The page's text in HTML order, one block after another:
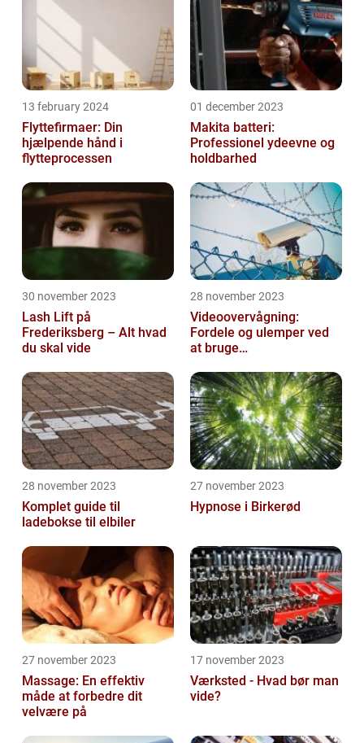
13 february 2024
Flyttefirmaer: Din
hjælpende hånd i
flytteprocessen
01 december 2023
Makita batteri:
Professionel ydeevne og
holdbarhed
30 november 2023
Lash Lift på
Frederiksberg – Alt hvad
du skal vide
28 november 2023
Videoovervågning:
Fordele og ulemper ved
at bruge
28 november 2023
Komplet guide til
ladebokse til elbiler
27 november 2023
Hypnose i Birkerød
27 november 2023
Massage: En effektiv
måde at forbedre dit
velvære på
17 november 2023
Værksted - Hvad bør man
vide?